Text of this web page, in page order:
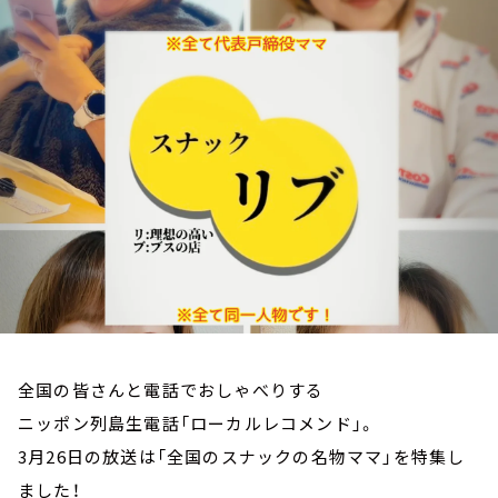
お知らせ
イベント・グッズ
YouTube
会社情報
全国の皆さんと電話でおしゃべりする
ニッポン列島生電話「ローカルレコメンド」。
3月26日の放送は「全国のスナックの名物ママ」を特集し
ました！